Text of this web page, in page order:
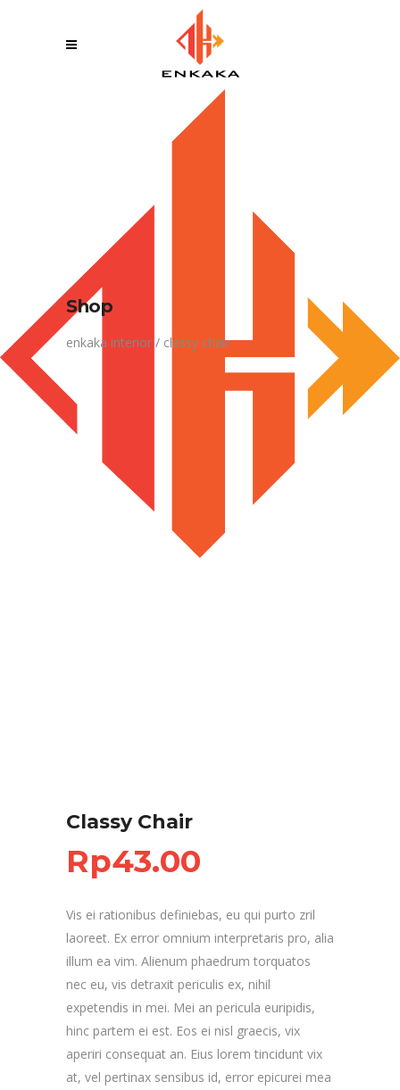
Shop
enkaka interior / classy chair
Classy Chair
Rp43.00
Vis ei rationibus definiebas, eu qui purto zril
laoreet. Ex error omnium interpretaris pro, alia
illum ea vim. Alienum phaedrum torquatos
nec eu, vis detraxit periculis ex, nihil
expetendis in mei. Mei an pericula euripidis,
hinc partem ei est. Eos ei nisl graecis, vix
aperiri consequat an. Eius lorem tincidunt vix
at, vel pertinax sensibus id, error epicurei mea